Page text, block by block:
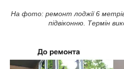
На фото: ремонт лоджії 6
підвіконню. Термін